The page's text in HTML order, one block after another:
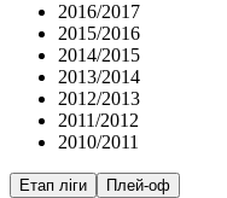
2016/2017
2015/2016
2014/2015
2013/2014
2012/2013
2011/2012
2010/2011
Етап ліги Плей-оф